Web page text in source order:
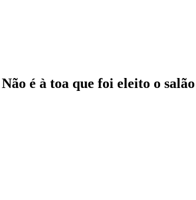
é à toa que foi eleito o